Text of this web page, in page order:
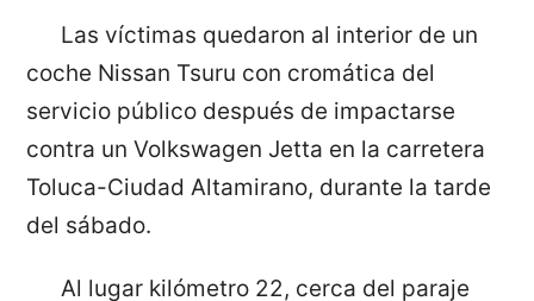
Las víctimas quedaron al interior de un
coche Nissan Tsuru con cromática del
servicio público después de impactarse
contra un Volkswagen Jetta en la carretera
Toluca-Ciudad Altamirano, durante la tarde
del sábado.
Al lugar kilómetro 22, cerca del paraje